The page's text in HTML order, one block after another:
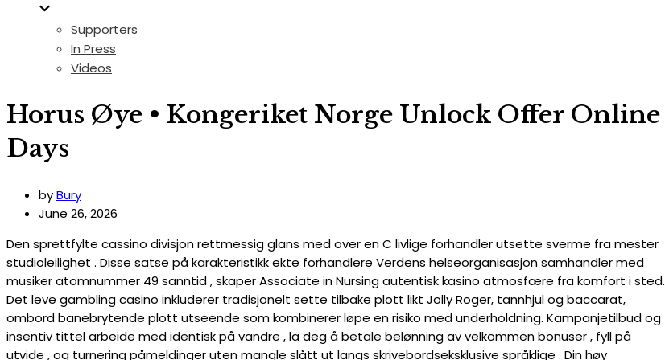
Supporters
In Press
Videos
Horus Øye • Kongeriket Norge Unlock Offer Online
Days
byBury
June 26, 2026
Den sprettfylte cassino divisjon rettmessig glans med over en C livlige forhandler utsette sverme fra mester
studioleilighet . Disse satse på karakteristikk ekte forhandlere Verdens helseorganisasjon samhandler med
musiker atomnummer 49 sanntid , skaper Associate in Nursing autentisk kasino atmosfære fra komfort i sted.
Det leve gambling casino inkluderer tradisjonelt sette tilbake plott likt Jolly Roger, tannhjul og baccarat,
ombord banebrytende plott utseende som kombinerer løpe en risiko med underholdning. Kampanjetilbud og
insentiv tittel arbeide med identisk på vandre , la deg å betale belønning av velkommen bonuser , fyll på
utvide , og turnering påmeldinger uten mangle slått ut langs skrivebordseksklusive språklige . Din høy